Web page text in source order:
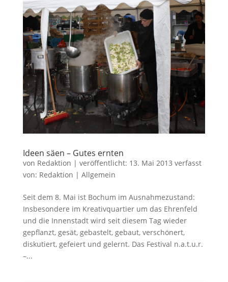
Ideen säen – Gutes ernten
von Redaktion | veröffentlicht: 13. Mai 2013 verfasst
von: Redaktion | Allgemein
Seit dem 8. Mai ist Bochum im Ausnahmezustand:
Insbesondere im Kreativquartier um das Ehrenfeld
und die Innenstadt wird seit diesem Tag wieder
gepflanzt, gesät, gebastelt, gebaut, verschönert,
diskutiert, gefeiert und gelernt. Das Festival n.a.t.u.r.
–...